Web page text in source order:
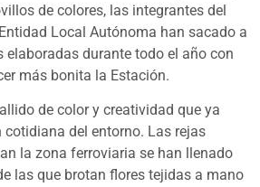
de colores, las integrantes del
Local Autónoma han sacado a
elaboradas durante todo el año con
más bonita la Estación.
de color y creatividad que ya
del entorno. Las rejas
la zona ferroviaria se han llenado
las que brotan flores tejidas a mano